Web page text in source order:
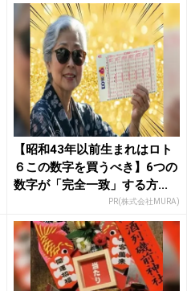
【昭和43年以前生まれはロト
６この数字を買うべき】6つの
数字が「完全一致」する方...
PR(株式会社MURA)